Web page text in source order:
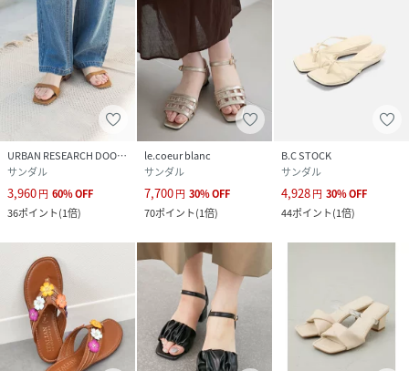
URBAN RESEARCH DOORS
サンダル
3,960円 60%OFF
36ポイント(1倍)
le.coeur blanc
サンダル
7,700円 30%OFF
70ポイント(1倍)
B.C STOCK
サンダル
4,928円 30%OFF
44ポイント(1倍)